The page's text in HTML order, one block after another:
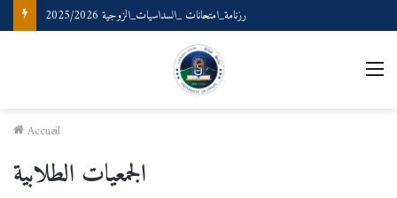
رزنامة_امتحانات _السداسيات_الزوجية 2025/2026
Accueil
الجمعيات الطلابية